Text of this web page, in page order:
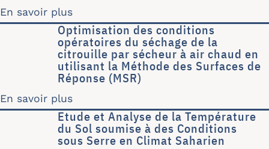
En savoir plus
Optimisation des conditions
opératoires du séchage de la
citrouille par sécheur à air chaud en
utilisant la Méthode des Surfaces de
Réponse (MSR)
En savoir plus
Etude et Analyse de la Température
du Sol soumise à des Conditions
sous Serre en Climat Saharien